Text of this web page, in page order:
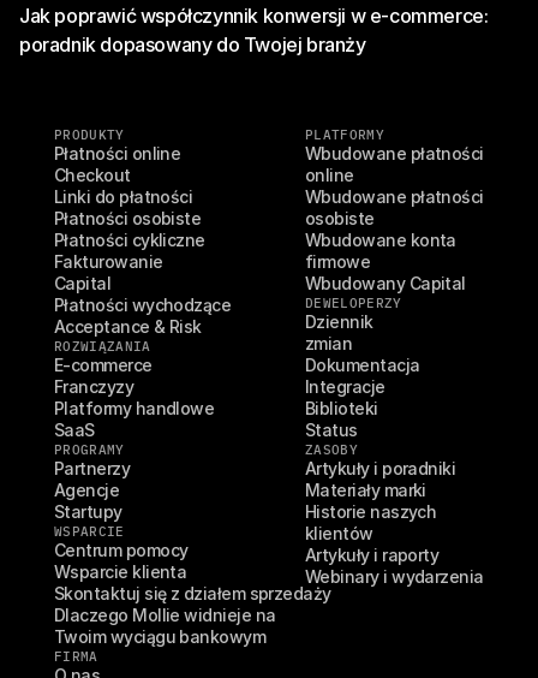
Jak poprawić współczynnik konwersji w e-commerce:
poradnik dopasowany do Twojej branży
PRODUKTY
Płatności online
Checkout
Linki do płatności
Płatności osobiste
Płatności cykliczne
Fakturowanie
Capital
Płatności wychodzące
Acceptance & Risk
ROZWIĄZANIA
E-commerce
Franczyzy
Platformy handlowe
SaaS
PROGRAMY
Partnerzy
Agencje
Startupy
WSPARCIE
Centrum pomocy
Wsparcie klienta
Skontaktuj się z działem sprzedaży
Dlaczego Mollie widnieje na
Twoim wyciągu bankowym
FIRMA
PLATFORMY
Wbudowane płatności
online
Wbudowane płatności
osobiste
Wbudowane konta
firmowe
Wbudowany Capital
DEWELOPERZY
Dziennik
zmian
Dokumentacja
Integracje
Biblioteki
Status
ZASOBY
Artykuły i poradniki
Materiały marki
Historie naszych
klientów
Artykuły i raporty
Webinary i wydarzenia